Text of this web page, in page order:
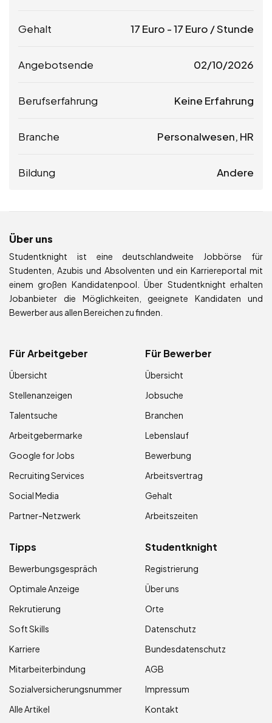
Gehalt 17 Euro -17 Euro / Stunde
Angebotsende 02/10/2026
Berufserfahrung Keine Erfahrung
Branche Personalwesen, HR
Bildung Andere
Über uns
Studentknight ist eine deutschlandweite Jobbörse für
Studenten, Azubis und Absolventen und ein Karriereportal mit
einem großen Kandidatenpool. Über Studentknight erhalten
Jobanbieter die Möglichkeiten, geeignete Kandidaten und
Bewerber aus allen Bereichen zu finden.
Für Arbeitgeber
Übersicht
Stellenanzeigen
Talentsuche
Arbeitgebermarke
Google for Jobs
Recruiting Services
Social Media
Partner-Netzwerk
Für Bewerber
Übersicht
Jobsuche
Branchen
Lebenslauf
Bewerbung
Arbeitsvertrag
Gehalt
Arbeitszeiten
Tipps
Bewerbungsgespräch
Optimale Anzeige
Rekrutierung
Soft Skills
Karriere
Mitarbeiterbindung
Sozialversicherungsnummer
Alle Artikel
Studentknight
Registrierung
Über uns
Orte
Datenschutz
Bundesdatenschutz
AGB
Impressum
Kontakt